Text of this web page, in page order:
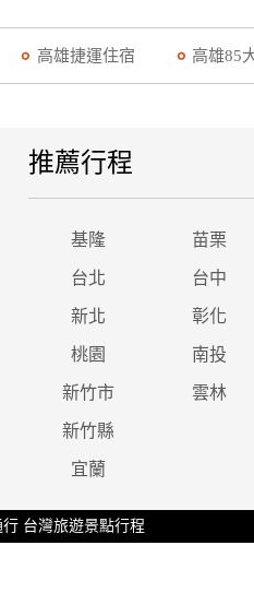
高雄捷運住宿 高雄85
推薦行程
基隆 苗栗
台北 台中
新北 彰化
桃園 南投
新竹市 雲林
新竹縣
宜蘭
台灣旅遊景點行程